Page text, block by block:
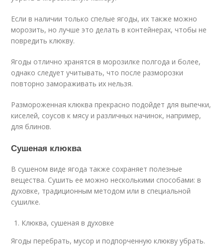
Если в наличии только спелые ягоды, их также можно
морозить, но лучше это делать в контейнерах, чтобы не
повредить клюкву.
Ягоды отлично хранятся в морозилке полгода и более,
однако следует учитывать, что после разморозки
повторно замораживать их нельзя.
Размороженная клюква прекрасно подойдет для выпечки,
киселей, соусов к мясу и различных начинок, например,
для блинов.
Сушеная клюква
В сушеном виде ягода также сохраняет полезные
вещества. Сушить ее можно несколькими способами: в
духовке, традиционным методом или в специальной
сушилке.
Клюква, сушеная в духовке
Ягоды перебрать, мусор и подпорченную клюкву убрать.